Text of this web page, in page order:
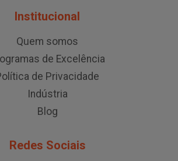
Institucional
Quem somos
de Excelência
de Privacidade
Indústria
Blog
Redes Sociais